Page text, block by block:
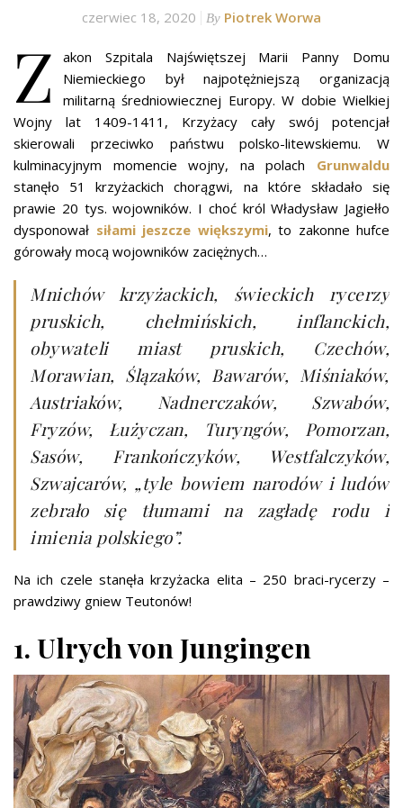
czerwiec 18, 2020 By Piotrek Worwa
Z
akon Szpitala Najświętszej Marii Panny Domu
Niemieckiego był najpotężniejszą organizacją
militarną średniowiecznej Europy. W dobie Wielkiej
Wojny lat 1409-1411, Krzyżacy cały swój potencjał
skierowali przeciwko państwu polsko-litewskiemu. W
kulminacyjnym momencie wojny, na polach Grunwaldu
stanęło 51 krzyżackich chorągwi, na które składało się
prawie 20 tys. wojowników. I choć król Władysław Jagiełło
dysponował siłami jeszcze większymi, to zakonne hufce
górowały mocą wojowników zaciężnych…
Mnichów krzyżackich, świeckich rycerzy
pruskich, chełmińskich, inflanckich,
obywateli miast pruskich, Czechów,
Morawian, Ślązaków, Bawarów, Miśniaków,
Austriaków, Nadnerczaków, Szwabów,
Fryzów, Łużyczan, Turyngów, Pomorzan,
Sasów, Frankończyków, Westfalczyków,
Szwajcarów, „tyle bowiem narodów i ludów
zebrało się tłumami na zagładę rodu i
imienia polskiego”.
Na ich czele stanęła krzyżacka elita – 250 braci-rycerzy –
prawdziwy gniew Teutonów!
1. Ulrych von Jungingen